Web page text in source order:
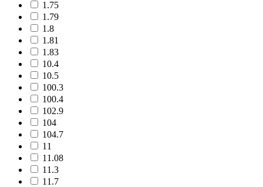
1.75
1.79
1.8
1.81
1.83
10.4
10.5
100.3
100.4
102.9
104
104.7
11
11.08
11.3
11.7